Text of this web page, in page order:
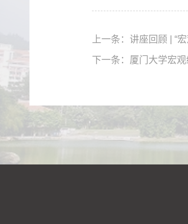
上一条： 讲座回顾 | “
下一条： 厦门大学宏